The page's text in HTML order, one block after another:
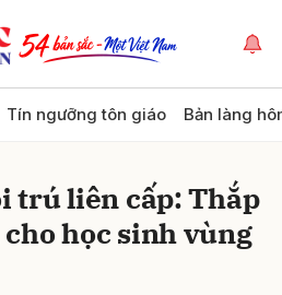
Tín ngưỡng tôn giáo Bản làng
trú liên cấp: Thắp
học sinh vùng